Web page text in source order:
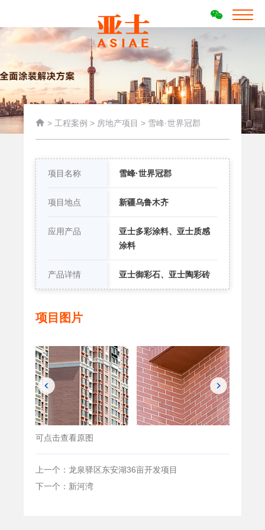
 > 工程案例 > 房地产项目 > 雪峰·世界冠郡
项目名称 雪峰·世界冠郡
项目地点 新疆乌鲁木齐
应用产品
亚士多彩涂料、亚士质感
涂料
产品详情 亚士御彩石、亚士陶彩砖
项目图片
可点击查看原图
上一个：龙泉驿区东安湖36亩开发项目
下一个：新河湾